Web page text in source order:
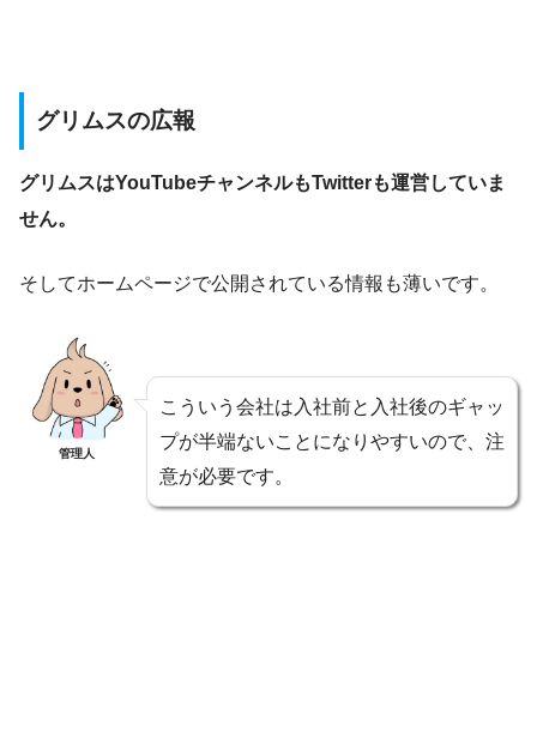
グリムスの広報
グリムスはYouTubeチャンネルもTwitterも運営していま
せん。
そしてホームページで公開されている情報も薄いです。
管理人
こういう会社は入社前と入社後のギャッ
プが半端ないことになりやすいので、注
意が必要です。